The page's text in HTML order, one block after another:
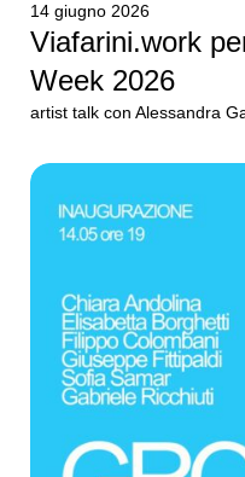
14 giugno 2026
Viafarini.work
Week 2026
artist talk con Alessandra